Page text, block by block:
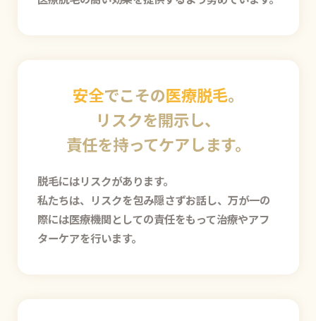
安全でこその医療脱毛。
リスクを開示し、
責任を持ってケアします。
脱毛にはリスクがあります。
私たちは、リスクを包み隠さずお話し、万が一の
際には医療機関としての責任をもって治療やアフ
ターケアを行います。